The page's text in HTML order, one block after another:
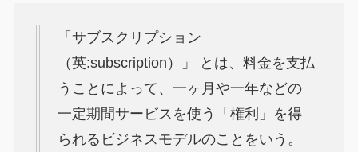
「サブスクリプション
（英:subscription）」 とは、料金を支払
うことによって、一ヶ月や一年などの
一定期間サービスを使う「権利」を得
られるビジネスモデルのことをいう。